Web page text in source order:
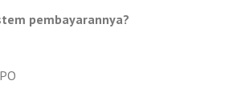
pembayarannya?